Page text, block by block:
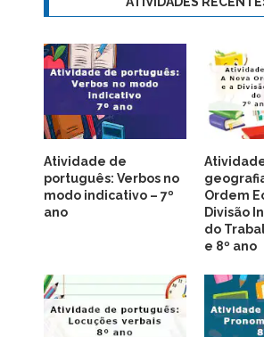
Atividade de
português: Verbos no
modo indicativo – 7º
ano
Ordem
Divisão
do
e 8º ano